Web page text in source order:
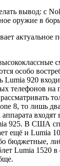
вывод: с
оружие в
актуальное
особо
Lumia 920
телефонов на
8, то лишь
925. В США
ещё и Lumia
бюджетные,
Lumia 1520 в